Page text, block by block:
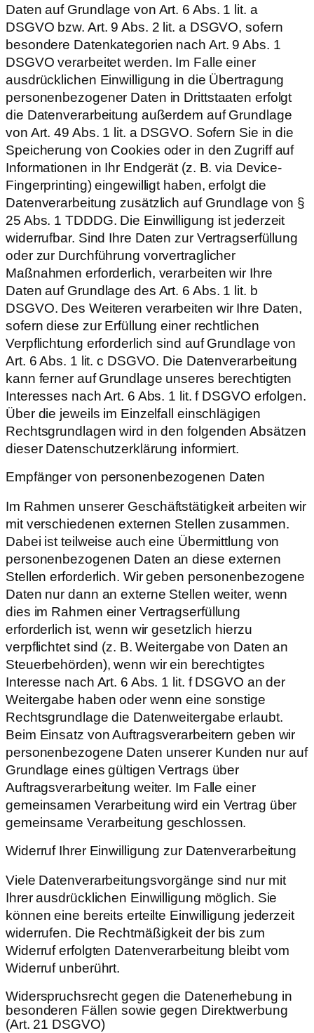
Daten auf Grundlage von Art. 6 Abs. 1 lit. a
DSGVO bzw. Art. 9 Abs. 2 lit. a DSGVO, sofern
besondere Datenkategorien nach Art. 9 Abs. 1
DSGVO verarbeitet werden. Im Falle einer
ausdrücklichen Einwilligung in die Übertragung
personenbezogener Daten in Drittstaaten erfolgt
die Datenverarbeitung außerdem auf Grundlage
von Art. 49 Abs. 1 lit. a DSGVO. Sofern Sie in die
Speicherung von Cookies oder in den Zugriff auf
Informationen in Ihr Endgerät (z. B. via Device-
Fingerprinting) eingewilligt haben, erfolgt die
Datenverarbeitung zusätzlich auf Grundlage von §
25 Abs. 1 TDDDG. Die Einwilligung ist jederzeit
widerrufbar. Sind Ihre Daten zur Vertragserfüllung
oder zur Durchführung vorvertraglicher
Maßnahmen erforderlich, verarbeiten wir Ihre
Daten auf Grundlage des Art. 6 Abs. 1 lit. b
DSGVO. Des Weiteren verarbeiten wir Ihre Daten,
sofern diese zur Erfüllung einer rechtlichen
Verpflichtung erforderlich sind auf Grundlage von
Art. 6 Abs. 1 lit. c DSGVO. Die Datenverarbeitung
kann ferner auf Grundlage unseres berechtigten
Interesses nach Art. 6 Abs. 1 lit. f DSGVO erfolgen.
Über die jeweils im Einzelfall einschlägigen
Rechtsgrundlagen wird in den folgenden Absätzen
dieser Datenschutzerklärung informiert.
Empfänger von personenbezogenen Daten
Im Rahmen unserer Geschäftstätigkeit arbeiten wir
mit verschiedenen externen Stellen zusammen.
Dabei ist teilweise auch eine Übermittlung von
personenbezogenen Daten an diese externen
Stellen erforderlich. Wir geben personenbezogene
Daten nur dann an externe Stellen weiter, wenn
dies im Rahmen einer Vertragserfüllung
erforderlich ist, wenn wir gesetzlich hierzu
verpflichtet sind (z. B. Weitergabe von Daten an
Steuerbehörden), wenn wir ein berechtigtes
Interesse nach Art. 6 Abs. 1 lit. f DSGVO an der
Weitergabe haben oder wenn eine sonstige
Rechtsgrundlage die Datenweitergabe erlaubt.
Beim Einsatz von Auftragsverarbeitern geben wir
personenbezogene Daten unserer Kunden nur auf
Grundlage eines gültigen Vertrags über
Auftragsverarbeitung weiter. Im Falle einer
gemeinsamen Verarbeitung wird ein Vertrag über
gemeinsame Verarbeitung geschlossen.
Widerruf Ihrer Einwilligung zur Datenverarbeitung
Viele Datenverarbeitungsvorgänge sind nur mit
Ihrer ausdrücklichen Einwilligung möglich. Sie
können eine bereits erteilte Einwilligung jederzeit
widerrufen. Die Rechtmäßigkeit der bis zum
Widerruf erfolgten Datenverarbeitung bleibt vom
Widerruf unberührt.
Widerspruchsrecht gegen die Datenerhebung in
besonderen Fällen sowie gegen Direktwerbung
(Art. 21 DSGVO)